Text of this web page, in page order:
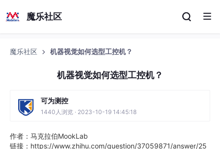
魔乐社区
魔乐社区 机器视觉如何选型工控机？
机器视觉如何选型工控机？
可为测控
1440人浏览 · 2023-10-19 14:45:18
作者：马克拉伯MookLab
链接：https://www.zhihu.com/question/37059871/answer/25